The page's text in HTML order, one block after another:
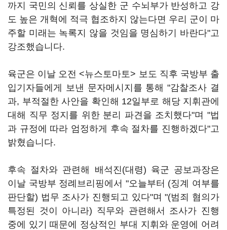
까지 국민의 신뢰를 상실한 군 수뇌부가 반성하고 강
도 높은 개혁에 적극 협조하지 않는다면 우리 군이 마
주할 미래는 녹록지 않을 것임을 명심하기 바란다"고
강조했습니다.
육군은 이날 오전 <뉴스토마토> 보도 직후 국방부 출
입기자들에게 보낸 문자메시지를 통해 "감찰조사 결
과, 부적절한 사안을 확인해 12일부로 해당 지휘관에
대해 직무 정지를 위한 분리 파견을 조치했다"며 "법
과 규정에 따라 엄정하게 후속 절차를 진행하겠다"고
밝혔습니다.
후속 절차와 관련해 배석진(대령) 육군 공보과장은
이날 국방부 정례브리핑에서 "오늘부터 (징계 여부를
판단할) 법무 조사가 진행되고 있다"며 "(범죄 혐의가
특정된 것이 아니라) 직무와 관련해서 조사가 진행
중에 있기 때문에 정상적인 부대 지휘와 운영에 어려